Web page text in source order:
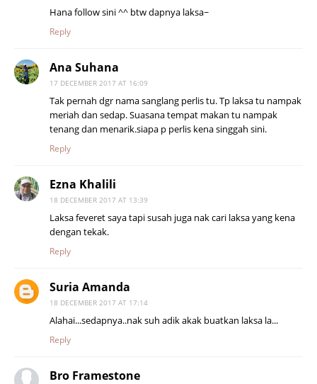
Hana follow sini ^^ btw dapnya laksa~
Reply
Ana Suhana
17 DECEMBER 2017 AT 16:09
Tak pernah dgr nama sanglang perlis tu. Tp laksa tu nampak
meriah dan sedap. Suasana tempat makan tu nampak
tenang dan menarik.siapa p perlis kena singgah sini.
Reply
Ezna Khalili
18 DECEMBER 2017 AT 13:39
Laksa feveret saya tapi susah juga nak cari laksa yang kena
dengan tekak.
Reply
Suria Amanda
18 DECEMBER 2017 AT 17:14
Alahai...sedapnya..nak suh adik akak buatkan laksa la...
Reply
Bro Framestone